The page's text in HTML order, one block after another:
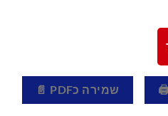
שמירה כPDF 📄